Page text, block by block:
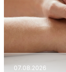
07.08.2026